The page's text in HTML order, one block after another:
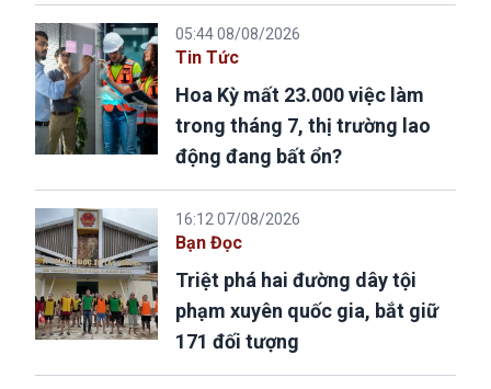
05:44 08/08/2026
Tin Tức
Hoa Kỳ mất 23.000 việc làm
trong tháng 7, thị trường lao
động đang bất ổn?
16:12 07/08/2026
Bạn Đọc
Triệt phá hai đường dây tội
phạm xuyên quốc gia, bắt giữ
171 đối tượng